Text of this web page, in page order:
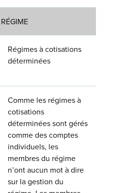
Régimes à cotisations
déterminées
Comme les régimes à
cotisations
déterminées sont gérés
comme des comptes
individuels, les
membres du régime
n’ont aucun mot à dire
sur la gestion du